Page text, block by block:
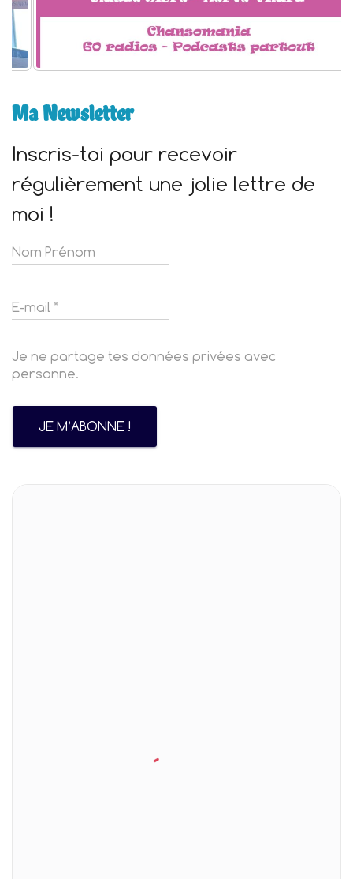
Ma Newsletter
Inscris-toi pour recevoir
régulièrement une jolie lettre de
moi !
Je ne partage tes données privées avec
personne.